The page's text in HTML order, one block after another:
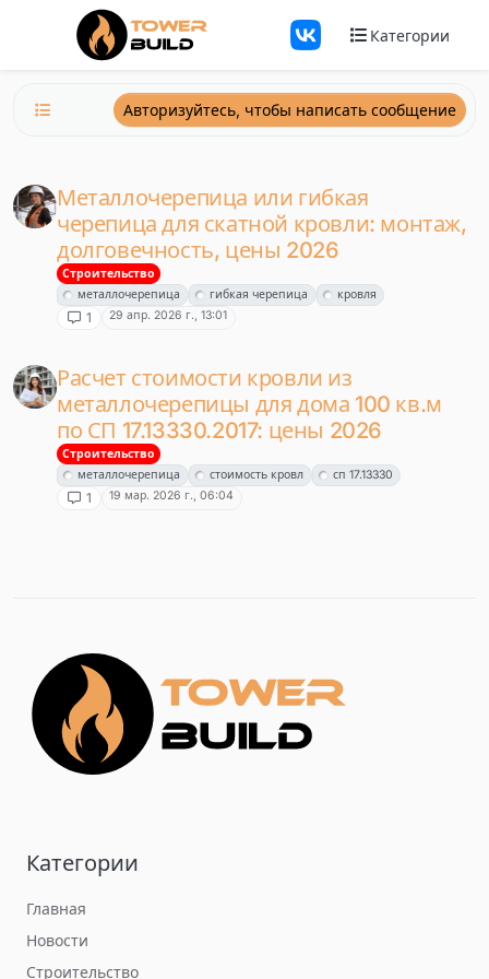
Перейти к содержанию
Категории
Авторизуйтесь, чтобы написать сообщение
Металлочерепица или гибкая
черепица для скатной кровли: монтаж,
долговечность, цены 2026
Строительство
металлочерепица
гибкая черепица кровля
1 29 апр. 2026 г., 13:01
Расчет стоимости кровли из
металлочерепицы для дома 100 кв.м
по СП 17.13330.2017: цены 2026
Строительство
металлочерепица
стоимость кровл сп 17.13330
1 19 мар. 2026 г., 06:04
Категории
Главная
Новости
Строительство